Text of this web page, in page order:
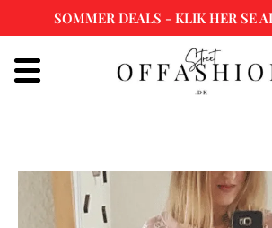
til
SOMMER DEALS - KLIK HER SE